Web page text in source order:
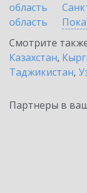
область
область
Смотрите
Казахстан,
Таджикистан,
Партнеры в